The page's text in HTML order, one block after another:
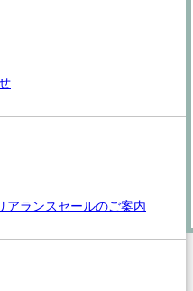
ランスセールのご案内